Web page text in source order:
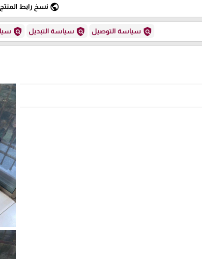
public نسخ رابط
policy سياسة التوصيل policy سياسة التبديل policy